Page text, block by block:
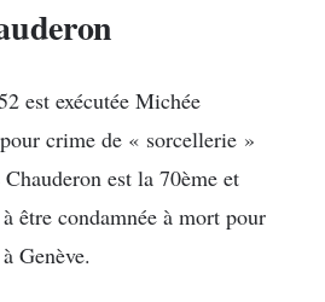
est exécutée Michée
crime de « sorcellerie »
est la 70ème et
être condamnée à mort pour
Genève.